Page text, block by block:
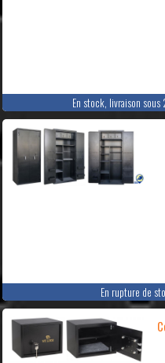
En stock, livraison
En rupture de